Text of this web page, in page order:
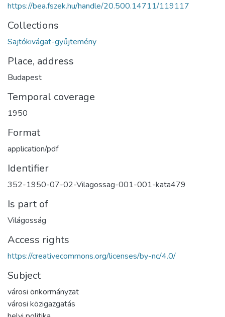
https://bea.fszek.hu/handle/20.500.14711/119117
Collections
Sajtókivágat-gyűjtemény
Place, address
Budapest
Temporal coverage
1950
Format
application/pdf
Identifier
352-1950-07-02-Vilagossag-001-001-kata479
Is part of
Világosság
Access rights
https://creativecommons.org/licenses/by-nc/4.0/
Subject
városi önkormányzat
városi közigazgatás